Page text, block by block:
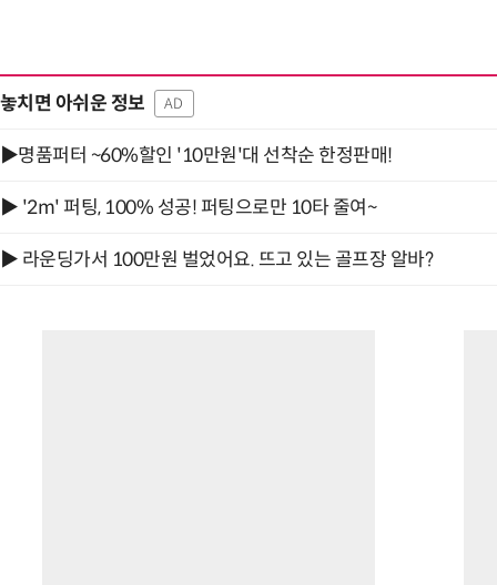
놓치면 아쉬운 정보 AD
▶명품퍼터 ~60%할인 '10만원'대 선착순 한정판매!
▶ '2m' 퍼팅, 100% 성공! 퍼팅으로만 10타 줄여~
▶ 라운딩가서 100만원 벌었어요. 뜨고 있는 골프장 알바?